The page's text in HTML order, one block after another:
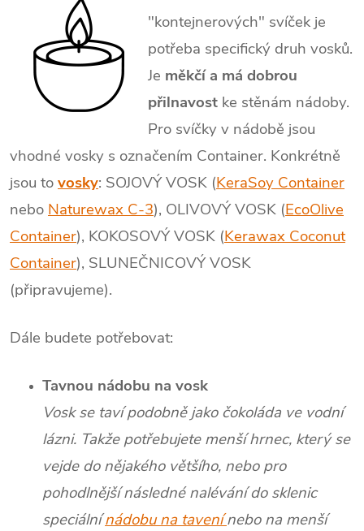
"kontejnerových" svíček je
potřeba specifický druh vosků.
Je měkčí a má dobrou
přilnavost ke stěnám nádoby.
Pro svíčky v nádobě jsou
vhodné vosky s označením Container. Konkrétně
jsou tovosky: SOJOVÝ VOSK (KeraSoy Container
nebo Naturewax C-3), OLIVOVÝ VOSK (EcoOlive
Container), KOKOSOVÝ VOSK (Kerawax Coconut
Container), SLUNEČNICOVÝ VOSK
(připravujeme).
Dále budete potřebovat:
Tavnou nádobu na vosk
Vosk se taví podobně jako čokoláda ve vodní
lázni. Takže potřebujete menší hrnec, který se
vejde do nějakého většího, nebo pro
pohodlnější následné nalévání do sklenic
speciálnínádobu na tavenínebo na menší